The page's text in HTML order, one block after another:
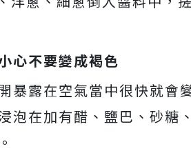
心不要變成褐色
暴露在空氣當中很快就會
泡在加有醋、鹽巴、砂糖